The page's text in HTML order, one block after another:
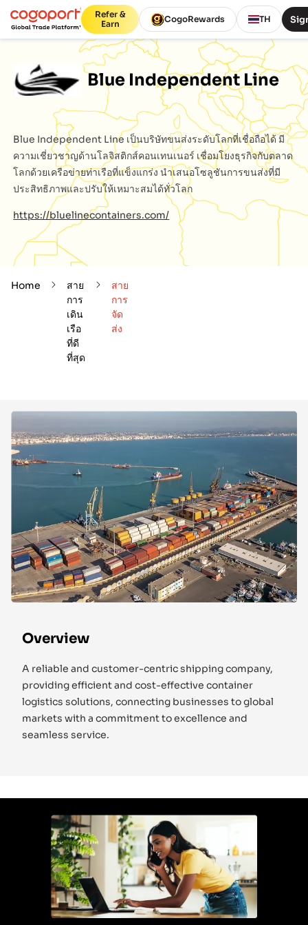
Refer &
Earn
CogoRewards TH
Blue Independent Line
Blue Independent Line เป็นบริษัทขนส่งระดับโลกที่เชื่อถือได้ มี
ความเชี่ยวชาญด้านโลจิสติกส์คอนเทนเนอร์ เชื่อมโยงธุรกิจกับตลาด
โลกด้วยเครือข่ายท่าเรือที่แข็งแกร่ง นำเสนอโซลูชันการขนส่งที่มี
ประสิทธิภาพและปรับให้เหมาะสมได้ทั่วโลก
https://bluelinecontainers.com/
Home
สาย
การ
เดิน
เรือ
ที่ดี
ที่สุด
สาย
การ
จัด
ส่ง
Overview
A reliable and customer-centric shipping company,
providing efficient and cost-effective container
logistics solutions, connecting businesses to global
markets with a commitment to excellence and
seamless service.